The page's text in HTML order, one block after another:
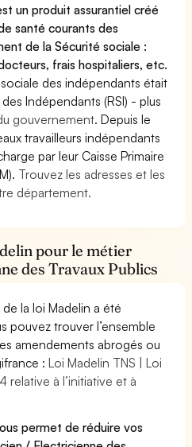
un produit assurantiel créé
santé courants des
de la Sécurité sociale :
frais hospitaliers, etc.
des indépendants était
Indépendants (RSI) - plus
gouvernement. Depuis le
travailleurs indépendants
par leur Caisse Primaire
Trouvez les adresses et les
département.
pour le métier
des Travaux Publics
la loi Madelin a été
pouvez trouver l’ensemble
amendements abrogés ou
:Loi Madelin TNS | Loi
relative à l’initiative et à
permet de réduire vos